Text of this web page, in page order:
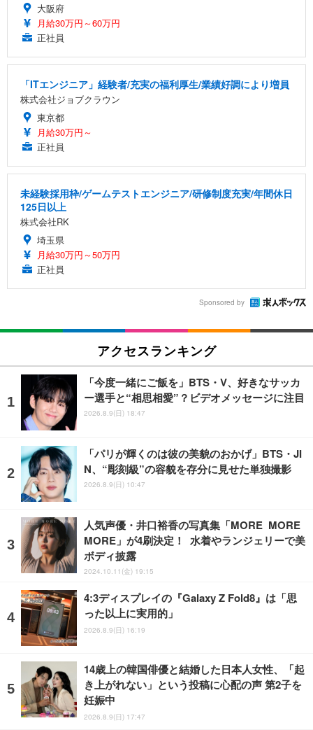
大阪府
月給30万円～60万円
正社員
「ITエンジニア」経験者/充実の福利厚生/業績好調により増員
株式会社ジョブクラウン
東京都
月給30万円～
正社員
未経験採用枠/ゲームテストエンジニア/研修制度充実/年間休日
125日以上
株式会社RK
埼玉県
月給30万円～50万円
正社員
Sponsored by
アクセスランキング
「今度一緒にご飯を」BTS・V、好きなサッカ
ー選手と“相思相愛”？ビデオメッセージに注目
2026.8.9(日) 18:47
「パリが輝くのは彼の美貌のおかげ」BTS・JI
N、“彫刻級”の容貌を存分に見せた単独撮影
2026.8.9(日) 10:47
人気声優・井口裕香の写真集「MORE MORE
MORE」が4刷決定！ 水着やランジェリーで美
ボディ披露
2024.10.11(金) 19:15
4:3ディスプレイの『Galaxy Z Fold8』は「思
った以上に実用的」
2026.8.9(日) 16:19
14歳上の韓国俳優と結婚した日本人女性、「起
き上がれない」という投稿に心配の声 第2子を
妊娠中
2026.8.9(日) 17:47